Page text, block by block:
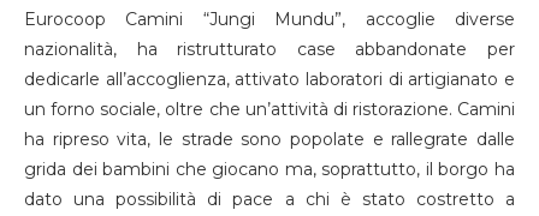
Eurocoop Camini “Jungi Mundu”, accoglie diverse
nazionalità, ha ristrutturato case abbandonate per
dedicarle all’accoglienza, attivato laboratori di artigianato e
un forno sociale, oltre che un’attività di ristorazione. Camini
ha ripreso vita, le strade sono popolate e rallegrate dalle
grida dei bambini che giocano ma, soprattutto, il borgo ha
dato una possibilità di pace a chi è stato costretto a